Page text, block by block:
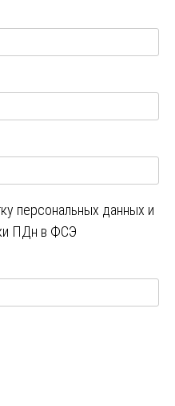
персональных данных и
ПДн в ФСЭ